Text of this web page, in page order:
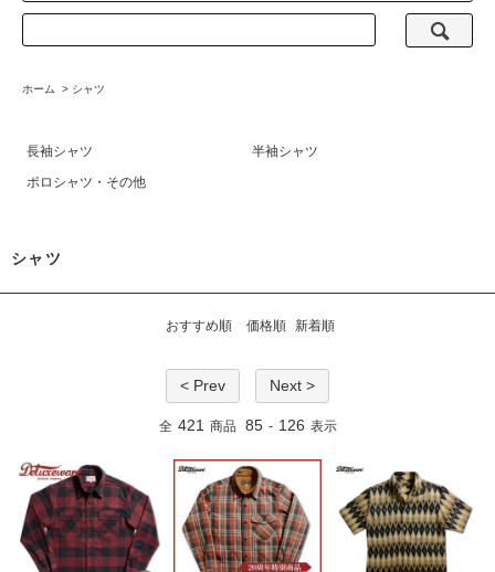
ホーム > シャツ
長袖シャツ
半袖シャツ
ポロシャツ・その他
シャツ
おすすめ順 価格順 新着順
< Prev Next >
全 421 商品 85 - 126 表示